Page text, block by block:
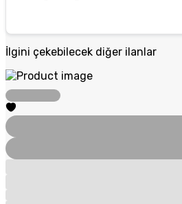
İlgini çekebilecek diğer ilanlar